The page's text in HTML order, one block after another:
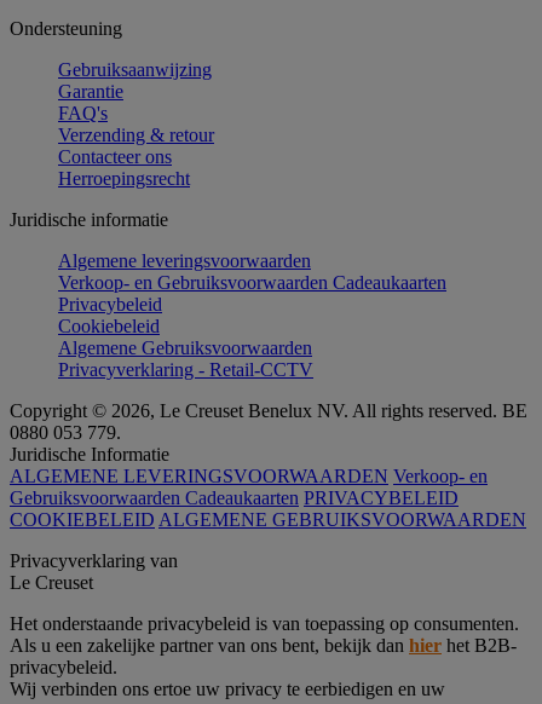
Ondersteuning
Gebruiksaanwijzing
Garantie
FAQ's
Verzending & retour
Contacteer ons
Herroepingsrecht
Juridische informatie
Algemene leveringsvoorwaarden
Verkoop- en Gebruiksvoorwaarden Cadeaukaarten
Privacybeleid
Cookiebeleid
Algemene Gebruiksvoorwaarden
Privacyverklaring - Retail-CCTV
Copyright © 2026, Le Creuset Benelux NV. All rights reserved. BE
0880 053 779.
Juridische Informatie
ALGEMENE LEVERINGSVOORWAARDEN Verkoop- en
Gebruiksvoorwaarden Cadeaukaarten PRIVACYBELEID
COOKIEBELEID ALGEMENE GEBRUIKSVOORWAARDEN
Privacyverklaring van
Le Creuset
Het onderstaande privacybeleid is van toepassing op consumenten.
Als u een zakelijke partner van ons bent, bekijk dan hier het B2B-
privacybeleid.
Wij verbinden ons ertoe uw privacy te eerbiedigen en uw